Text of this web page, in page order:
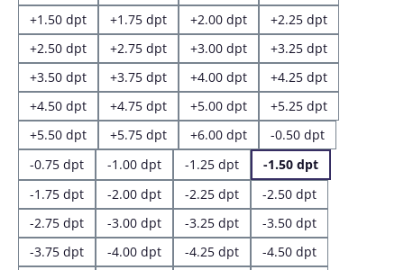
+1.50 dpt
+1.75 dpt +2.00 dpt
+2.25 dpt
+2.50 dpt
+2.75 dpt +3.00 dpt
+3.25 dpt
+3.50 dpt
+3.75 dpt +4.00 dpt
+4.25 dpt
+4.50 dpt
+4.75 dpt +5.00 dpt
+5.25 dpt
+5.50 dpt
+5.75 dpt +6.00 dpt
-0.50 dpt
-0.75 dpt
-1.00 dpt -1.25 dpt
-1.50 dpt
-1.75 dpt
-2.00 dpt -2.25 dpt
-2.50 dpt
-2.75 dpt
-3.00 dpt -3.25 dpt
-3.50 dpt
-3.75 dpt
-4.00 dpt -4.25 dpt
-4.50 dpt